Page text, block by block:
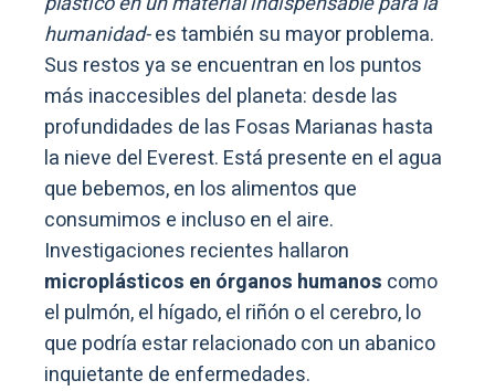
humanidad-es también su mayor problema.
Sus restos ya se encuentran en los puntos
más inaccesibles del planeta: desde las
profundidades de las Fosas Marianas hasta
la nieve del Everest. Está presente en el agua
que bebemos, en los alimentos que
consumimos e incluso en el aire.
Investigaciones recientes hallaron
microplásticos en órganos humanos como
el pulmón, el hígado, el riñón o el cerebro, lo
que podría estar relacionado con un abanico
inquietante de enfermedades.